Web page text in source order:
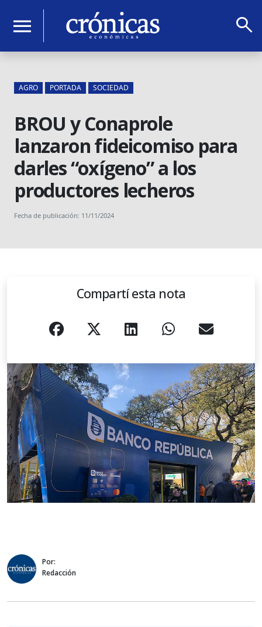
menu search
AGRO PORTADA SOCIEDAD
BROU y Conaprole
lanzaron fideicomiso para
darles “oxígeno” a los
productores lecheros
Fecha de publicación: 11/11/2024
Compartí esta nota
Por:
Redacción